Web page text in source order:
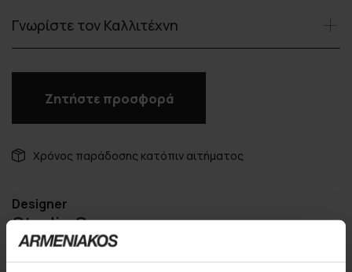
Γνωρίστε τον Καλλιτέχνη
Ζητήστε προσφορά
Χρόνος παράδοσης κατόπιν αιτήματος
Designer
Studio Segers